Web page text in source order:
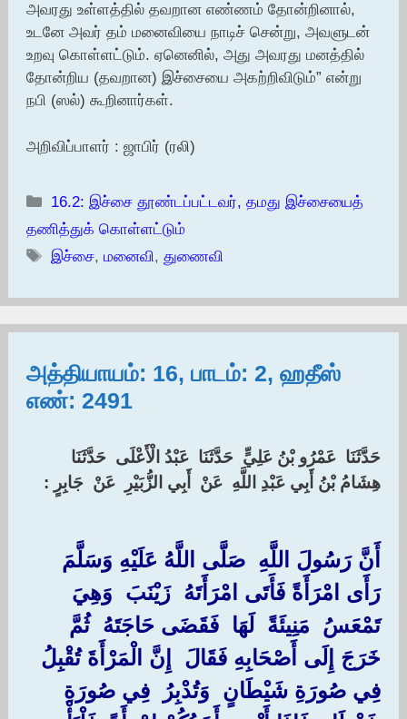
அவரது உள்ளத்தில் தவறான எண்ணம் தோன்றினால்,
உடனே அவர் தம் மனைவியை நாடிச் சென்று, அவளுடன்
உறவு கொள்ளட்டும். ஏனெனில், அது அவரது மனத்தில்
தோன்றிய (தவறான) இச்சையை அகற்றிவிடும்” என்று
நபி (ஸல்) கூறினார்கள்.
அறிவிப்பாளர் : ஜாபிர் (ரலி)
Categories
16.2: இச்சை தூண்டப்பட்டவர், தமது இச்சையைத்
தணித்துக் கொள்ளட்டும்
Tags
இச்சை,மனைவி,துணைவி
அத்தியாயம்: 16, பாடம்: 2, ஹதீஸ்
எண்: 2491
‏حَدَّثَنَا ‏ ‏عَمْرُو بْنُ عَلِيٍّ ‏ ‏حَدَّثَنَا ‏ ‏عَبْدُ الْأَعْلَى ‏ ‏حَدَّثَنَا ‏
‏هِشَامُ بْنُ أَبِي عَبْدِ اللَّهِ ‏ ‏عَنْ ‏ ‏أَبِي الزُّبَيْرِ ‏ ‏عَنْ ‏ ‏جَابِرٍ : ‏
أَنَّ رَسُولَ اللَّهِ ‏ ‏صَلَّى اللَّهُ عَلَيْهِ وَسَلَّمَ ‏
‏رَأَى امْرَأَةً فَأَتَى امْرَأَتَهُ ‏ ‏زَيْنَبَ ‏ ‏وَهِيَ ‏
‏تَمْعَسُ ‏ ‏مَنِيئَةً ‏ ‏لَهَا ‏ ‏فَقَضَى حَاجَتَهُ ‏ ‏ثُمَّ
خَرَجَ إِلَى أَصْحَابِهِ فَقَالَ ‏ ‏إِنَّ الْمَرْأَةَ تُقْبِلُ
فِي صُورَةِ شَيْطَانٍ ‏ ‏وَتُدْبِرُ ‏ ‏فِي صُورَةِ